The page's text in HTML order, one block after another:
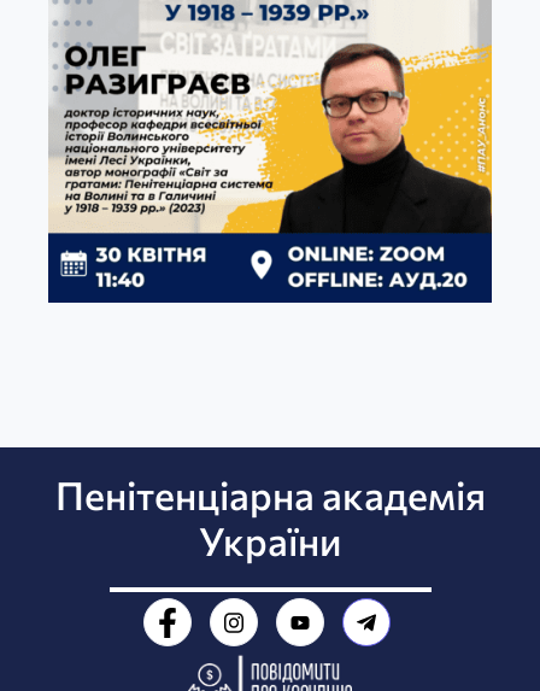
Пенітенціарна академія
України